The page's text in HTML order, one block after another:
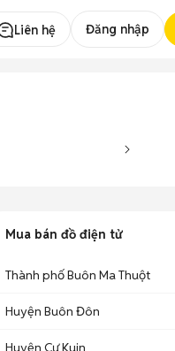
Liên hệ Đăng nhập
Mua bán đồ điện tử
Thành phố Buôn Ma Thuột
Huyện Buôn Đôn
Huyện Cư Kuin